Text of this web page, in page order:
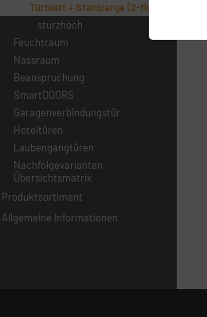
Türblatt + Stahlzarge (2-flg.)
sturzhoch
Feuchtraum
Nassraum
Beanspruchung
SmartDOORS
Garagenverbindungstür
Hoteltüren
Laubengangtüren
Nachfolgevarianten
Übersichtsmatrix
Produktsortiment
Allgemeine Informationen